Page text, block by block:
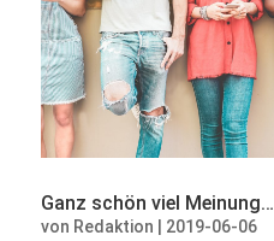
Ganz schön viel Meinung…
von Redaktion 2019-06-06